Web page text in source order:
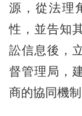
源，從法理
性，並告知
訟信息後，
督管理局，
商的協同機